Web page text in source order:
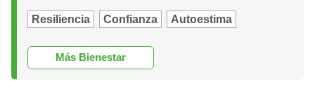
Resiliencia Confianza Autoestima
Más Bienestar